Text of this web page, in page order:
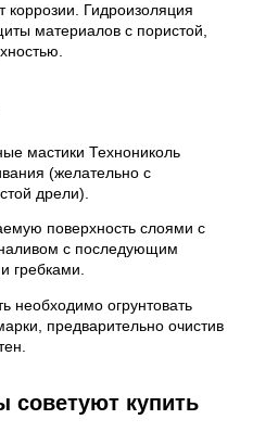
Гидроизоляция
материалов с пористой,
мастики Технониколь
(желательно с
дрели).
поверхность слоями с
с последующим
гребками.
необходимо огрунтовать
предварительно очистив
советуют купить